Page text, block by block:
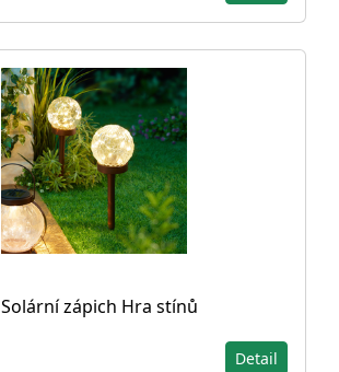
Solární zápich Hra stínů
Detail